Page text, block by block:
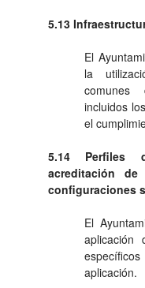
5.13
El
la
comunes
incluidos
el
5.14 Perfiles
acreditación
configuraciones
El
aplicación
aplicación.